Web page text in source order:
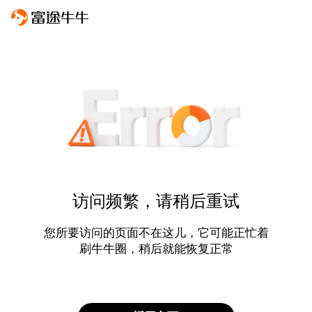
访问频繁，请稍后重试
您所要访问的页面不在这儿，它可能正忙着
刷牛牛圈，稍后就能恢复正常